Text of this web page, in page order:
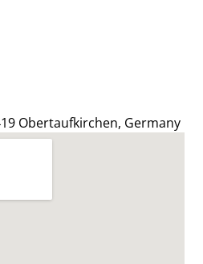
Obertaufkirchen, Germany